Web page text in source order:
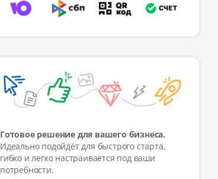
Готовое решение для вашего бизнеса.
Идеально подойдёт для быстрого старта,
гибко и легко настраивается под ваши
потребности.